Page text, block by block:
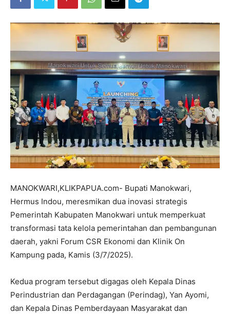
MANOKWARI,KLIKPAPUA.com- Bupati Manokwari,
Hermus Indou, meresmikan dua inovasi strategis
Pemerintah Kabupaten Manokwari untuk memperkuat
transformasi tata kelola pemerintahan dan pembangunan
daerah, yakni Forum CSR Ekonomi dan Klinik On
Kampung pada, Kamis (3/7/2025).
Kedua program tersebut digagas oleh Kepala Dinas
Perindustrian dan Perdagangan (Perindag), Yan Ayomi,
dan Kepala Dinas Pemberdayaan Masyarakat dan